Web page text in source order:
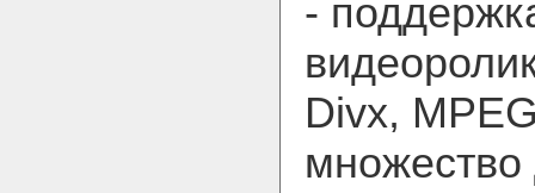
-
Divx,
множество